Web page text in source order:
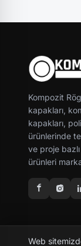
Kompozit
kapakları,
kapakları,
ürünlerinde
ve proje
ürünleri
Web